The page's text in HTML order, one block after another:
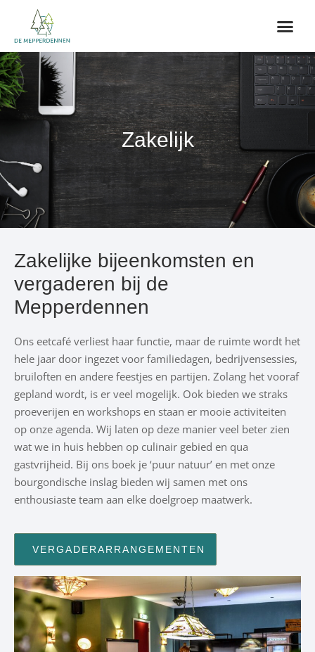
Zakelijk
Zakelijke bijeenkomsten en
vergaderen bij de
Mepperdennen
Ons eetcafé verliest haar functie, maar de ruimte wordt het
hele jaar door ingezet voor familiedagen, bedrijvensessies,
bruiloften en andere feestjes en partijen. Zolang het vooraf
gepland wordt, is er veel mogelijk. Ook bieden we straks
proeverijen en workshops en staan er mooie activiteiten
op onze agenda. Wij laten op deze manier veel beter zien
wat we in huis hebben op culinair gebied en qua
gastvrijheid. Bij ons boek je ‘puur natuur’ en met onze
bourgondische inslag bieden wij samen met ons
enthousiaste team aan elke doelgroep maatwerk.
VERGADERARRANGEMENTEN